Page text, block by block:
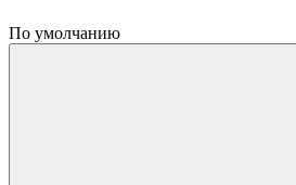
По умолчанию